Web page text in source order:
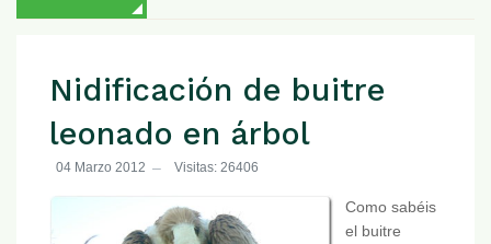
Nidificación de buitre
leonado en árbol
04 Marzo 2012 Visitas: 26406
Como sabéis
el buitre